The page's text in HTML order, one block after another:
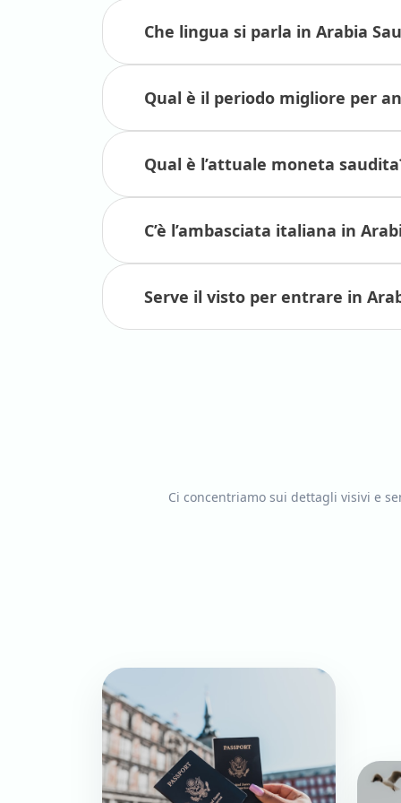
che unisce perfettamente tradizione e
Viaggi in Arabia
di Viaggiare
Con Viaggiare Nel Mondo, oltre alla
itinerario personalizzato, hai l’opzione
organizzati completi di servizi, visite
Arabia Saudita
Riyadh, AlUla,
Arabia Saudita e
Mar Rosso
9g / 8n
Jeddah e costa del
Mar Rosso
Che lingua si parla in Arabia
Qual è il periodo migliore per
Qual è l’attuale moneta
C’è l’ambasciata italiana in
Serve il visto per entrare in
Ci concentriamo sui dettagli visivi e